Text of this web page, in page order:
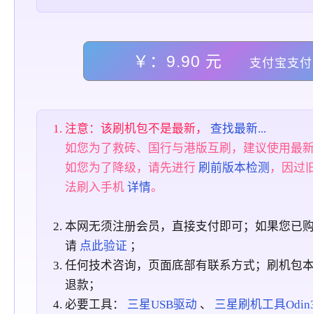
￥：9.90 元 支付宝支付
注意：该刷机包不是最新， 查找最新...
如您为了救砖、国行与港版互刷，建议使用最
如您为了降级，请先进行 刷前版本检测 ，因过
法刷入手机详情。
本网无须注册会员，直接支付即可；如果您已
请 点此验证 ；
任何技术咨询，页面底部有联系方式；刷机包
退款；
必要工具： 三星USB驱动 、 三星刷机工具